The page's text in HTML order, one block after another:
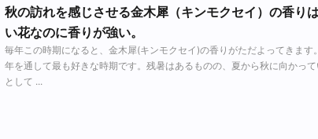
秋の訪れを感じさせる金木犀（キンモクセイ）の香り
い花なのに香りが強い。
毎年この時期になると、金木犀(キンモクセイ)の香りがただよってきま
年を通して最も好きな時期です。残暑はあるものの、夏から秋に向かっ
として ...